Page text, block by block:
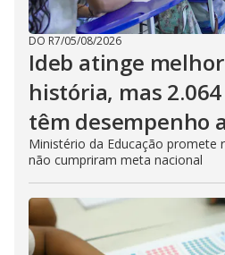
DO R7/05/08/2026
Ideb atinge
história, mas
têm desempenho
Ministério da Educação promete
não cumpriram meta nacional